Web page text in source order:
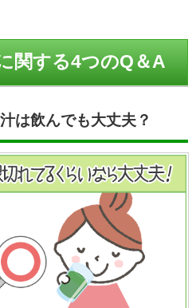
関する4つのQ＆A
は飲んでも大丈夫？